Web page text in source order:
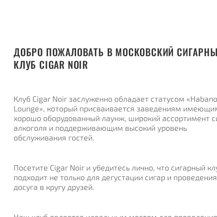
ДОБРО ПОЖАЛОВАТЬ В МОСКОВСКИЙ
КЛУБ CIGAR NOIR
Клуб Cigar Noir заслуженно обладает статусом
Lounge», который присваивается заведениям
хорошо оборудованный лаунж, широкий ассортимент
алкоголя и поддерживающим высокий уровень
обслуживания гостей.
Посетите Cigar Noir и убедитесь лично, что сигарный
подходит не только для дегустации сигар и проведения
досуга в кругу друзей.